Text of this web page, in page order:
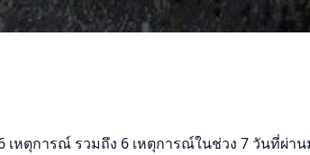
เหตุการณ์ รวมถึง 6 เหตุการณ์ในช่วง 7 วันที่ผ่า